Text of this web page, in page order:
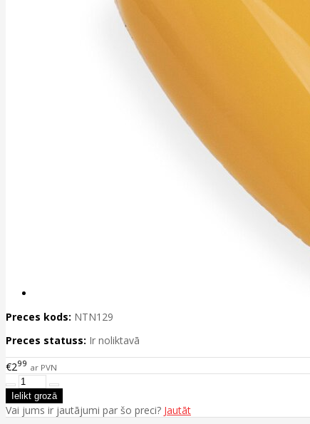
Preces kods: NTN129
Preces statuss: Ir noliktavā
€299 ar PVN
Vai jums ir jautājumi par šo preci? Jautāt